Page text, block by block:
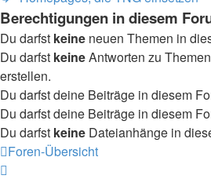
Berechtigungen in diesem
Du darfst keine neuen Themen in
Du darfst keineAntworten zu
erstellen.
Du darfst deine Beiträge in diesem
Du darfst deine Beiträge in diesem
Du darfst keine Dateianhänge in
Foren-Übersicht